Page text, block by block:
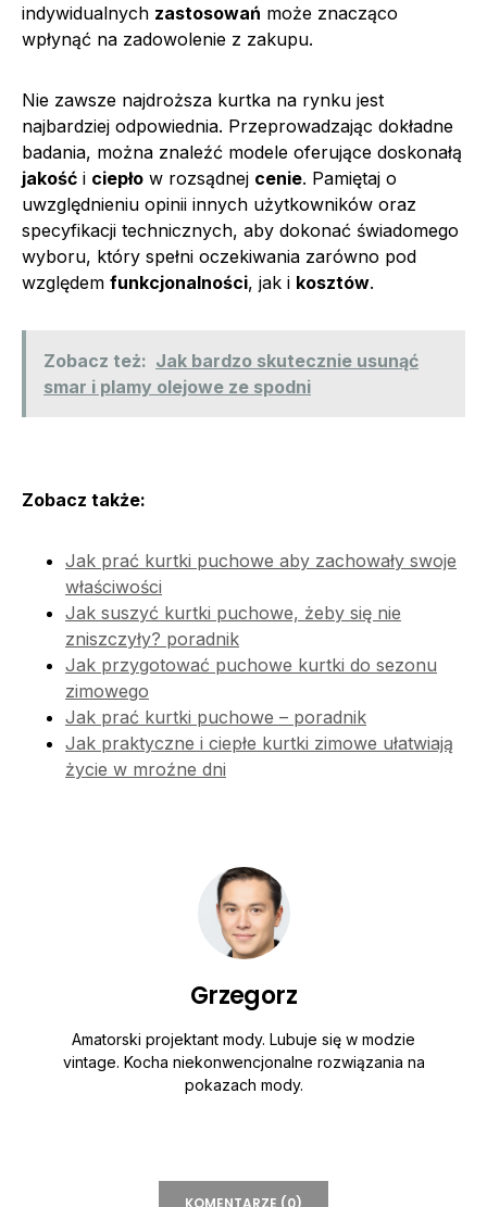
indywidualnych zastosowań może znacząco
wpłynąć na zadowolenie z zakupu.
Nie zawsze najdroższa kurtka na rynku jest
najbardziej odpowiednia. Przeprowadzając dokładne
badania, można znaleźć modele oferujące doskonałą
jakość i ciepło w rozsądnej cenie. Pamiętaj o
uwzględnieniu opinii innych użytkowników oraz
specyfikacji technicznych, aby dokonać świadomego
wyboru, który spełni oczekiwania zarówno pod
względem funkcjonalności, jak i kosztów.
Zobacz też: Jak bardzo skutecznie usunąć
smar i plamy olejowe ze spodni
Zobacz także:
Jak prać kurtki puchowe aby zachowały swoje
właściwości
Jak suszyć kurtki puchowe, żeby się nie
zniszczyły? poradnik
Jak przygotować puchowe kurtki do sezonu
zimowego
Jak prać kurtki puchowe – poradnik
Jak praktyczne i ciepłe kurtki zimowe ułatwiają
życie w mroźne dni
Grzegorz
Amatorski projektant mody. Lubuje się w modzie
vintage. Kocha niekonwencjonalne rozwiązania na
pokazach mody.
KOMENTARZE (0)